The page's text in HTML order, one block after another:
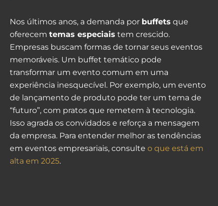
Nos últimos anos, a demanda por buffets que
oferecem temas especiais tem crescido.
Empresas buscam formas de tornar seus eventos
memoráveis. Um buffet temático pode
transformar um evento comum em uma
experiência inesquecível. Por exemplo, um evento
de lançamento de produto pode ter um tema de
“futuro”, com pratos que remetem à tecnologia.
Isso agrada os convidados e reforça a mensagem
da empresa. Para entender melhor as tendências
em eventos empresariais, consulte o que está em
alta em 2025.